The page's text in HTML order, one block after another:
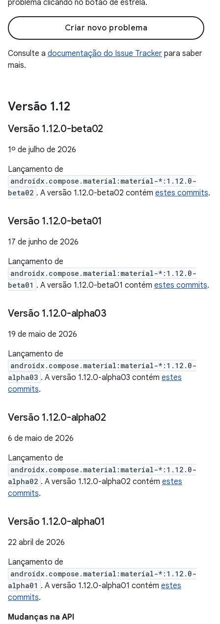
problema clicando no botão de estrela.
Criar novo problema
Consulte a documentação do Issue Tracker para saber
mais.
Versão 1.12
Versão 1.12.0-beta02
1º de julho de 2026
Lançamento de
androidx.compose.material:material-*:1.12.0-
beta02 . A versão 1.12.0-beta02 contém estes commits.
Versão 1.12.0-beta01
17 de junho de 2026
Lançamento de
androidx.compose.material:material-*:1.12.0-
beta01 . A versão 1.12.0-beta01 contém estes commits.
Versão 1.12.0-alpha03
19 de maio de 2026
Lançamento de
androidx.compose.material:material-*:1.12.0-
alpha03 . A versão 1.12.0-alpha03 contém estes
commits.
Versão 1.12.0-alpha02
6 de maio de 2026
Lançamento de
androidx.compose.material:material-*:1.12.0-
alpha02 . A versão 1.12.0-alpha02 contém estes
commits.
Versão 1.12.0-alpha01
22 abril de 2026
Lançamento de
androidx.compose.material:material-*:1.12.0-
alpha01 . A versão 1.12.0-alpha01 contém estes
commits.
Mudanças na API